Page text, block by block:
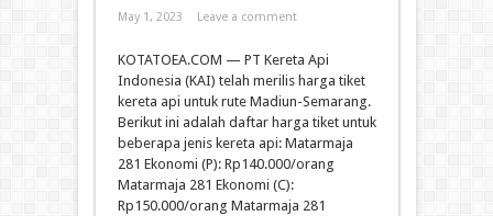
May 1, 2023 Leave a comment
KOTATOEA.COM — PT Kereta Api
Indonesia (KAI) telah merilis harga tiket
kereta api untuk rute Madiun-Semarang.
Berikut ini adalah daftar harga tiket untuk
beberapa jenis kereta api: Matarmaja
281 Ekonomi (P): Rp140.000/orang
Matarmaja 281 Ekonomi (C):
Rp150.000/orang Matarmaja 281